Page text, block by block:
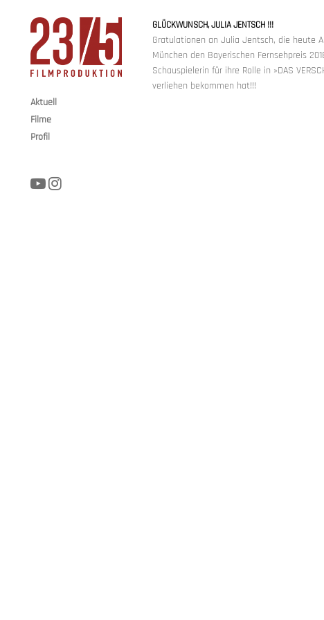
23/5 FILMPRODUKTION
Aktuell
Filme
Profil
GLÜCKWUNSCH, JULIA JENTSCH !!!
Gratulationen an Julia Jentsch, die heute
München den Bayerischen Fernsehpreis
Schauspielerin für ihre Rolle in »DAS
verliehen bekommen hat!!!